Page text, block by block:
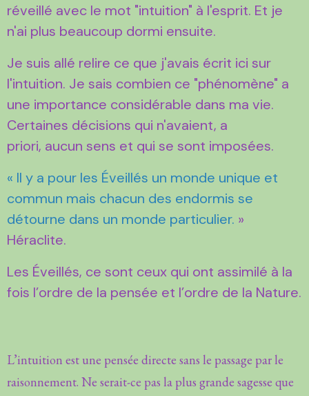
réveillé avec le mot "intuition" à l'esprit. Et je
n'ai plus beaucoup dormi ensuite.
Je suis allé relire ce que j'avais écrit ici sur
l'intuition. Je sais combien ce "phénomène" a
une importance considérable dans ma vie.
Certaines décisions qui n'avaient, a
priori, aucun sens et qui se sont imposées.
« Il y a pour les Éveillés un monde unique et
commun mais chacun des endormis se
détourne dans un monde particulier. »
Héraclite.
Les Éveillés, ce sont ceux qui ont assimilé à la
fois l’ordre de la pensée et l’ordre de la Nature.
L’intuition est une pensée directe sans le passage par le
raisonnement. Ne serait-ce pas la plus grande sagesse que